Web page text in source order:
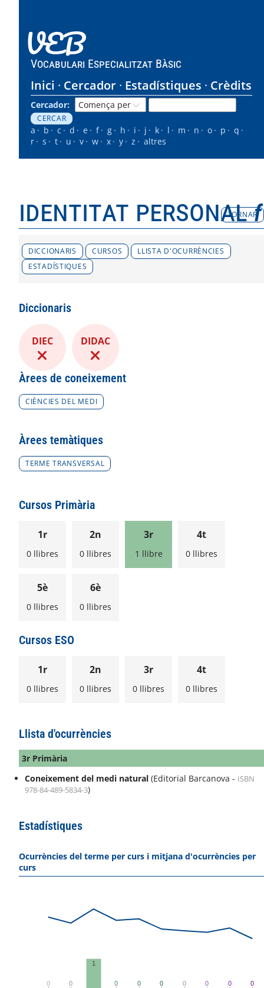
VEB
Vocabulari Especialitzat Bàsic
Inici Cercador Estadístiques Crèdits
Cercador:
a b c d e f g h i j k l m n o p
q
r
s t u v w x y z altres
identitat personalf
TORNAR
DICCIONARIS CURSOS
LLISTA D'OCURRÈNCIES
ESTADÍSTIQUES
Diccionaris
DIEC DIDAC
Àrees de coneixement
CIÈNCIES DEL MEDI
Àrees temàtiques
TERME TRANSVERSAL
Cursos Primària
1r
0 llibres
2n
0 llibres
3r
1 llibre
4t
0 llibres
5è
0 llibres
6è
0 llibres
Cursos ESO
1r
0 llibres
2n
0 llibres
3r
0 llibres
4t
0 llibres
Llista d'ocurrències
3r Primària
Coneixement del medi natural (Editorial Barcanova - ISBN
978-84-489-5834-3)
Estadístiques
Ocurrències del terme per curs i mitjana d'ocurrències per
curs
0
0 0
0
1
0
0 0
0 0
0 0
0 0
0 0
0 0
0